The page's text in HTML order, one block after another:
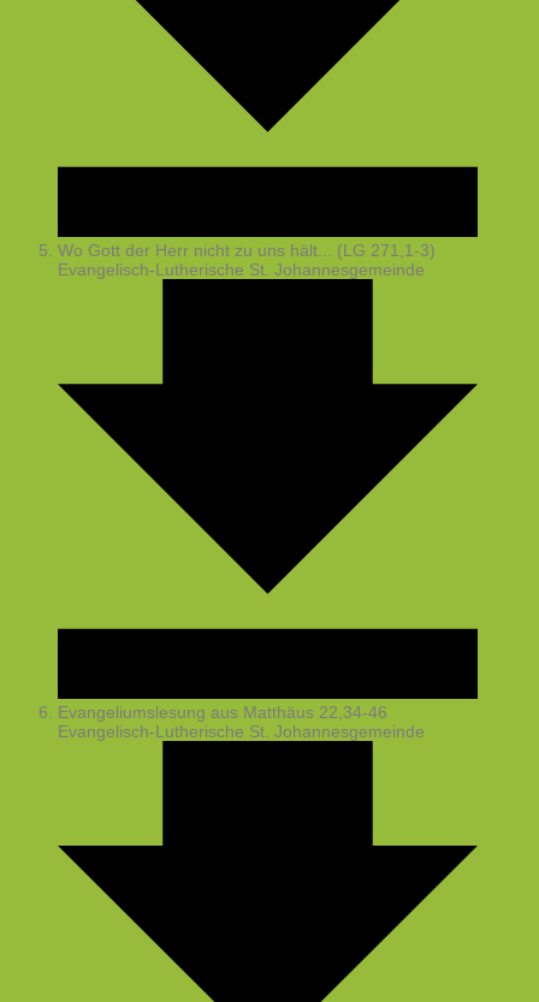
Wo Gott der Herr nicht zu uns hält... (LG 271,1-3)
Evangelisch-Lutherische St. Johannesgemeinde
Evangeliumslesung aus Matthäus 22,34-46
Evangelisch-Lutherische St. Johannesgemeinde